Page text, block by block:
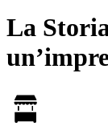
La